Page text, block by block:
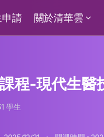
請 關於清華雲
程-現代生醫
學生